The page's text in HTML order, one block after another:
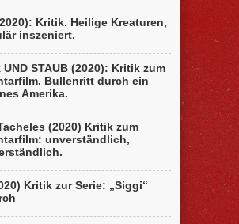
Kritik. Heilige Kreaturen,
inszeniert.
UND STAUB (2020): Kritik zum
Bullenritt durch ein
Amerika.
(2020) Kritik zum
unverständlich,
Kritik zur Serie: „Siggi“